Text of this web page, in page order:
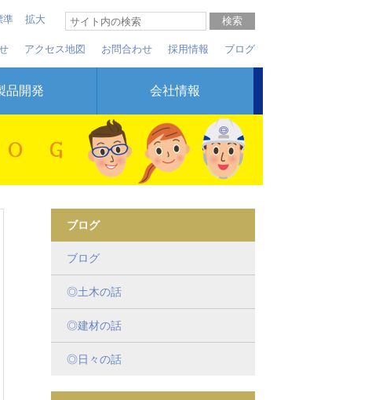
準 拡大
ブログ
採用情報
お問合わせ
アクセス地図
品開発 会社情報
ブログ
ブログ
◎土木の話
◎建材の話
◎日々の話